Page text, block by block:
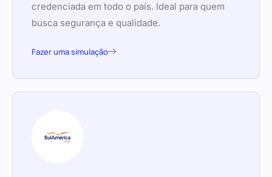
credenciada em todo o país. Ideal para quem
busca segurança e qualidade.
Fazer uma simulação